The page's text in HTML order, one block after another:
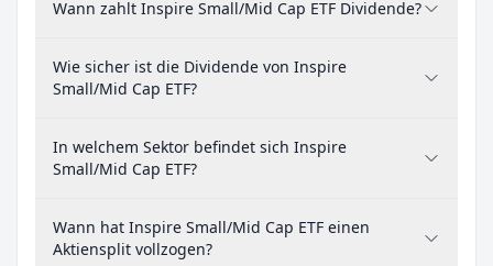
Wann zahlt Inspire Small/Mid Cap ETF Dividende?
Wie sicher ist die Dividende von Inspire
Small/Mid Cap ETF?
In welchem Sektor befindet sich Inspire
Small/Mid Cap ETF?
Wann hat Inspire Small/Mid Cap ETF einen
Aktiensplit vollzogen?